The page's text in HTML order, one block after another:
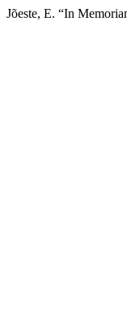
Jõeste, E. “In